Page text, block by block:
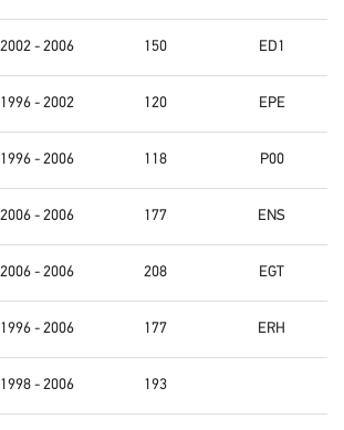
2002 - 2006 150 ED1
1996 - 2002 120 EPE
1996 - 2006 118 P00
2006 - 2006 177 ENS
2006 - 2006 208 EGT
1996 - 2006 177 ERH
1998 - 2006 193